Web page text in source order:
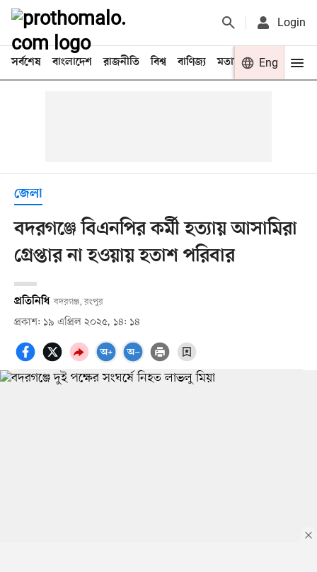
Login
সর্বশেষ বাংলাদেশ রাজনীতি বিশ্ব বাণিজ্য মতামত খেলা
Eng
জেলা
বদরগঞ্জে বিএনপির কর্মী হত্যায় আসামিরা
গ্রেপ্তার না হওয়ায় হতাশ পরিবার
প্রতিনিধি বদরগঞ্জ, রংপুর
প্রকাশ: ১৯ এপ্রিল ২০২৫, ১৪: ১৪